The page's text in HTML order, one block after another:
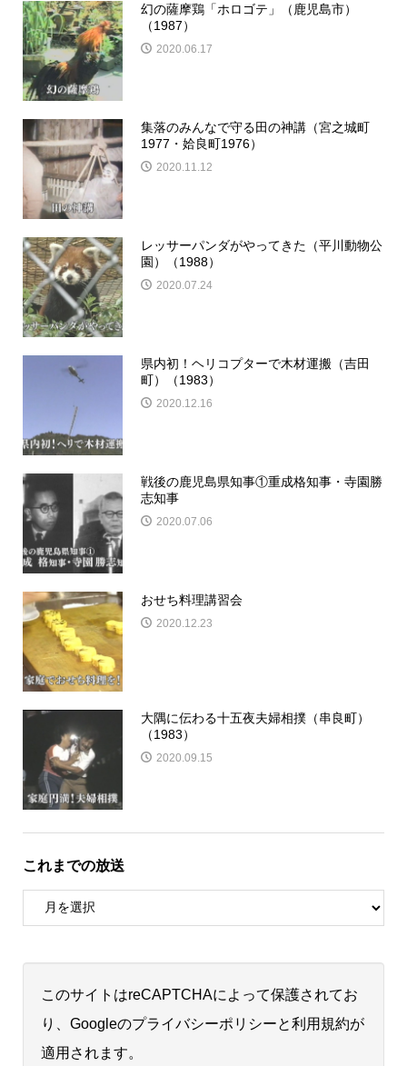
幻の薩摩鶏「ホロゴテ」（鹿児島市）
（1987）
2020.06.17
集落のみんなで守る田の神講（宮之城町
1977・姶良町1976）
2020.11.12
レッサーパンダがやってきた（平川動物公
園）（1988）
2020.07.24
県内初！ヘリコプターで木材運搬（吉田
町）（1983）
2020.12.16
戦後の鹿児島県知事①重成格知事・寺園勝
志知事
2020.07.06
おせち料理講習会
2020.12.23
大隅に伝わる十五夜夫婦相撲（串良町）
（1983）
2020.09.15
これまでの放送
このサイトはreCAPTCHAによって保護されてお
り、Googleのプライバシーポリシーと利用規約が
適用されます。